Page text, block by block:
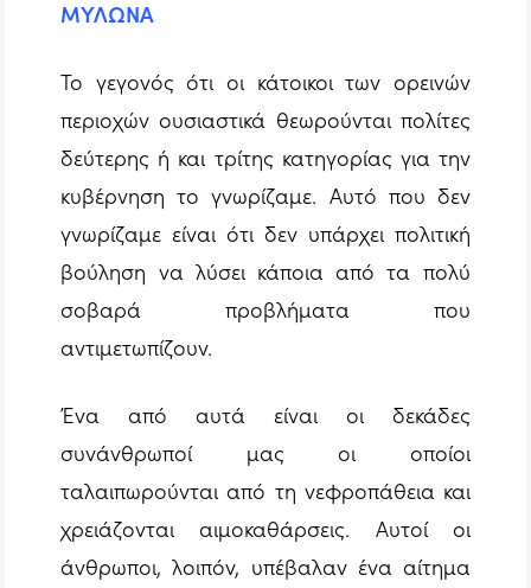
ΜΥΛΩΝΑ
Το γεγονός ότι οι κάτοικοι των ορεινών
περιοχών ουσιαστικά θεωρούνται πολίτες
δεύτερης ή και τρίτης κατηγορίας για την
κυβέρνηση το γνωρίζαμε. Αυτό που δεν
γνωρίζαμε είναι ότι δεν υπάρχει πολιτική
βούληση να λύσει κάποια από τα πολύ
σοβαρά προβλήματα που
αντιμετωπίζουν.
Ένα από αυτά είναι οι δεκάδες
συνάνθρωποί μας οι οποίοι
ταλαιπωρούνται από τη νεφροπάθεια και
χρειάζονται αιμοκαθάρσεις. Αυτοί οι
άνθρωποι, λοιπόν, υπέβαλαν ένα αίτημα